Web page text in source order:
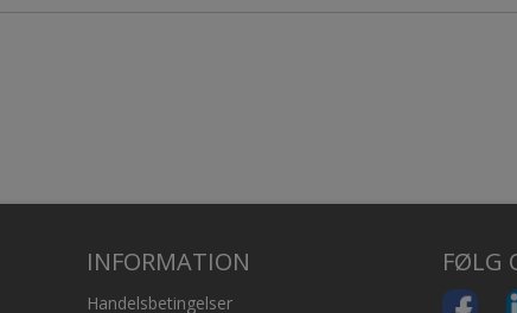
INFORMATION
Handelsbetingelser
FØLG